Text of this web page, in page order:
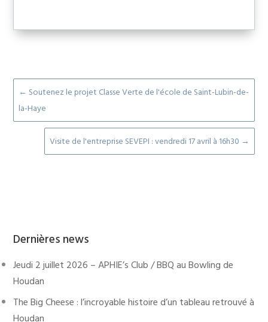
← Soutenez le projet Classe Verte de l'école de Saint-Lubin-de-
la-Haye
Visite de l'entreprise SEVEPI : vendredi 17 avril à 16h30 →
Dernières news
Jeudi 2 juillet 2026 – APHIE’s Club / BBQ au Bowling de
Houdan
The Big Cheese : l’incroyable histoire d’un tableau retrouvé à
Houdan